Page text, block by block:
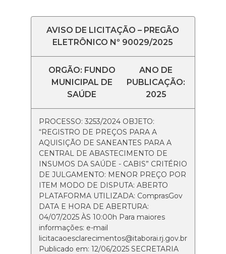
AVISO DE LICITAÇÃO – PREGÃO
ELETRÔNICO Nº 90029/2025
ORGÃO: FUNDO
MUNICIPAL DE
SAÚDE
ANO DE
PUBLICAÇÃO:
2025
PROCESSO: 3253/2024 OBJETO:
“REGISTRO DE PREÇOS PARA A
AQUISIÇÃO DE SANEANTES PARA A
CENTRAL DE ABASTECIMENTO DE
INSUMOS DA SAÚDE - CABIS” CRITÉRIO
DE JULGAMENTO: MENOR PREÇO POR
ITEM MODO DE DISPUTA: ABERTO
PLATAFORMA UTILIZADA: ComprasGov
DATA E HORA DE ABERTURA:
04/07/2025 ÀS 10:00h Para maiores
informações: e-mail
licitacaoesclarecimentos@itaborai.rj.gov.br
Publicado em: 12/06/2025 SECRETARIA